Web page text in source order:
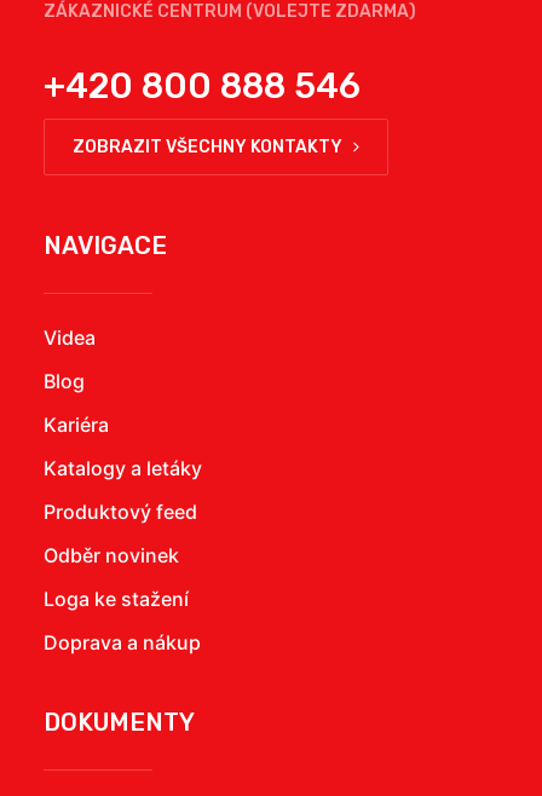
ZÁKAZNICKÉ CENTRUM (VOLEJTE ZDARMA)
+420 800 888 546
ZOBRAZIT VŠECHNY KONTAKTY
NAVIGACE
Videa
Blog
Kariéra
Katalogy a letáky
Produktový feed
Odběr novinek
Loga ke stažení
Doprava a nákup
DOKUMENTY